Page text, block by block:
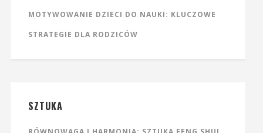
MOTYWOWANIE DZIECI DO NAUKI: KLUCZOWE
STRATEGIE DLA RODZICÓW
SZTUKA